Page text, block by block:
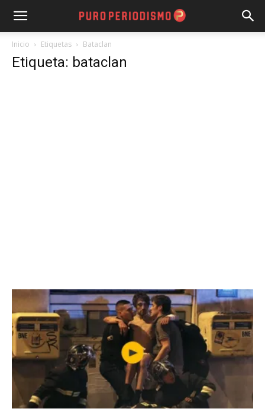
Inicio Etiquetas Bataclan
Etiqueta: bataclan